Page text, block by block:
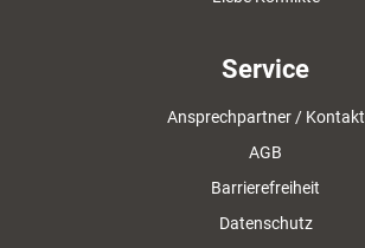
Service
Ansprechpartner / Kontakt
AGB
Barrierefreiheit
Datenschutz